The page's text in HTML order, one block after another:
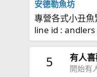
安德勒魚坊
專營各式小丑
line id :
5 有人
開始有